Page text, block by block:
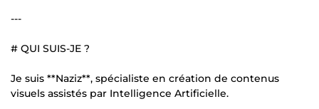
---
# QUI SUIS-JE ?
Je suis **Naziz**, spécialiste en création de contenus
visuels assistés par Intelligence Artificielle.